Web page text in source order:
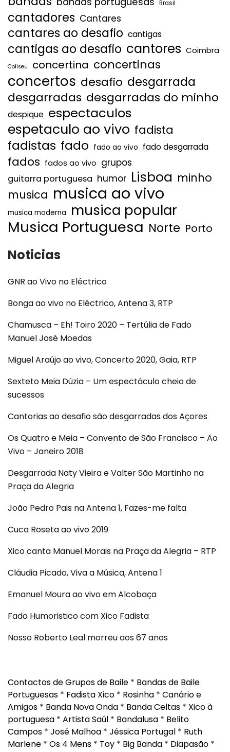
Brasil
cantadores Cantares
cantares ao desafio cantigas
cantigas ao desafio cantores Coimbra
Coliseu concertina concertinas
concertos desafio desgarrada
desgarradas desgarradas do minho
despique espectaculos
espetaculo ao vivo fadista
fadistas fado fado ao vivo fado desgarrada
fados fados ao vivo grupos
guitarra portuguesa humor Lisboa minho
musica musica ao vivo
musica moderna musica popular
Musica Portuguesa Norte Porto
Noticias
GNR ao Vivo no Eléctrico
Bonga ao vivo no Eléctrico, Antena 3, RTP
Chamusca – Eh! Toiro 2020 – Tertúlia de Fado
Manuel José Moedas
Miguel Araújo ao vivo, Concerto 2020, Gaia, RTP
Sexteto Meia Dúzia – Um espectáculo cheio de
sucessos
Cantorias ao desafio são desgarradas dos Açores
Os Quatro e Meia – Convento de São Francisco – Ao
Vivo – Janeiro 2018
Desgarrada Naty Vieira e Valter São Martinho na
Praça da Alegria
João Pedro Pais na Antena 1, Fazes-me falta
Cuca Roseta ao vivo 2019
Xico canta Manuel Morais na Praça da Alegria – RTP
Cláudia Picado, Viva a Música, Antena 1
Emanuel Moura ao vivo em Alcobaça
Fado Humoristico com Xico Fadista
Nosso Roberto Leal morreu aos 67 anos
Contactos de Grupos de Baile * Bandas de Baile
Portuguesas * Fadista Xico * Rosinha * Canário e
Amigos * Banda Nova Onda * Banda Celtas * Xico à
portuguesa * Artista Saúl * Bandalusa * Belito
Campos * José Malhoa * Jéssica Portugal * Ruth
Marlene * Os 4 Mens * Toy * Big Banda * Diapasão *